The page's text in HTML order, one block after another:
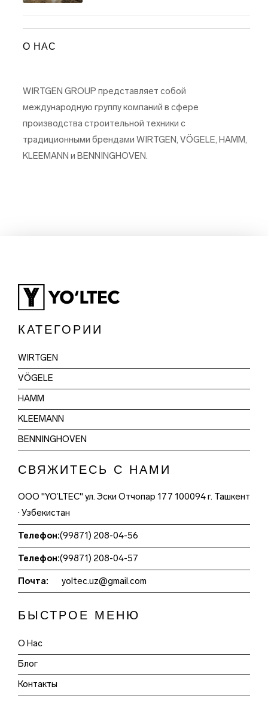
О НАС
WIRTGEN GROUP представляет собой
международную группу компаний в сфере
производства строительной техники с
традиционными брендами WIRTGEN, VÖGELE, HAMM,
KLEEMANN и BENNINGHOVEN.
КАТЕГОРИИ
WIRTGEN
VÖGELE
HAMM
KLEEMANN
BENNINGHOVEN
СВЯЖИТЕСЬ С НАМИ
ООО "YO’LTEC" ул. Эски Отчопар 177 100094 г. Ташкент
· Узбекистан
Телефон:(99871) 208-04-56
Телефон:(99871) 208-04-57
Почта: yoltec.uz@gmail.com
БЫСТРОЕ МЕНЮ
О Нас
Блог
Контакты